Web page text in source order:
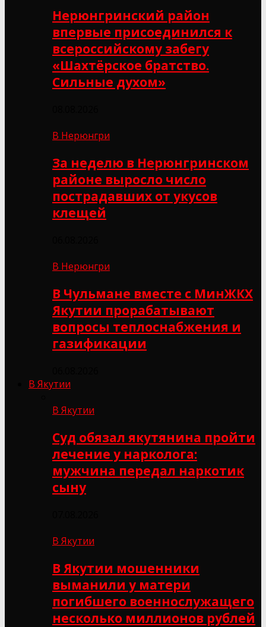
Нерюнгринский район
впервые присоединился к
всероссийскому забегу
«Шахтёрское братство.
Сильные духом»
В Нерюнгри
За неделю в Нерюнгринском
районе выросло число
пострадавших от укусов
клещей
В Нерюнгри
В Чульмане вместе с МинЖКХ
Якутии прорабатывают
вопросы теплоснабжения и
газификации
В Якутии
В Якутии
Суд обязал якутянина пройти
лечение у нарколога:
мужчина передал наркотик
сыну
В Якутии
В Якутии мошенники
выманили у матери
погибшего военнослужащего
несколько миллионов рублей